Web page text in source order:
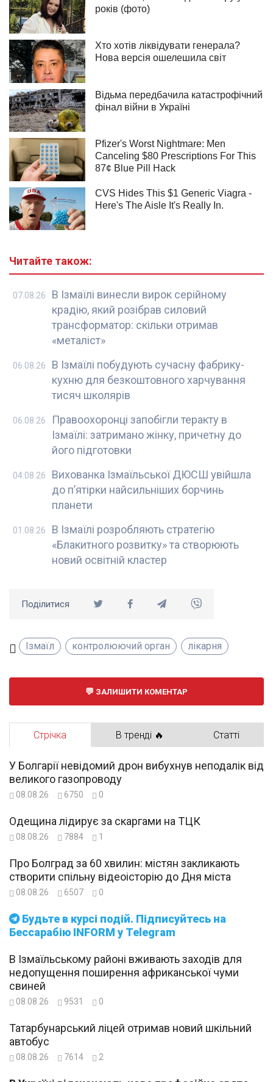
Читайте також:
В Ізмаїлі винесли вирок серійному
крадію, який розібрав силовий
трансформатор: скільки отримав
«металіст»
07.08.26
В Ізмаїлі побудують сучасну фабрику-
кухню для безкоштовного харчування
тисяч школярів
06.08.26
Правоохоронці запобігли теракту в
Ізмаїлі: затримано жінку, причетну до
його підготовки
06.08.26
Вихованка Ізмаїльської ДЮСШ увійшла
до п’ятірки найсильніших борчинь
планети
04.08.26
В Ізмаїлі розробляють стратегію
«Блакитного розвитку» та створюють
новий освітній кластер
01.08.26
Поділитися
Ізмаїл контролюючий орган лікарня
ЗАЛИШИТИ КОМЕНТАР
Стрічка В тренді 🔥 Статті
Будьте в курсі подій. Підписуйтесь на
Бессарабію INFORM у Telegram
У Болгарії невідомий дрон вибухнув неподалік від
великого газопроводу
08.08.26 6750 0
Одещина лідирує за скаргами на ТЦК
08.08.26 7884 1
Про Болград за 60 хвилин: містян закликають
створити спільну відеоісторію до Дня міста
08.08.26 6507 0
В Ізмаїльському районі вживають заходів для
недопущення поширення африканської чуми
свиней
08.08.26 9531 0
Татарбунарський ліцей отримав новий шкільний
автобус
08.08.26 7614 2